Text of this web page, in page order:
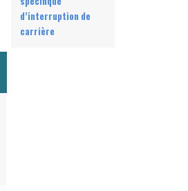
d’interruption de
carrière